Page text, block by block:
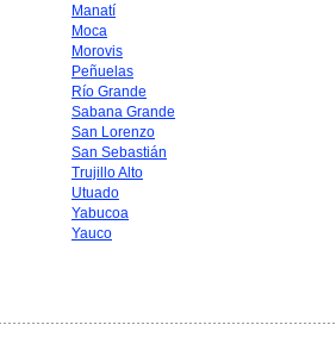
Manatí
Moca
Morovis
Peñuelas
Río Grande
Sabana Grande
San Lorenzo
San Sebastián
Trujillo Alto
Utuado
Yabucoa
Yauco